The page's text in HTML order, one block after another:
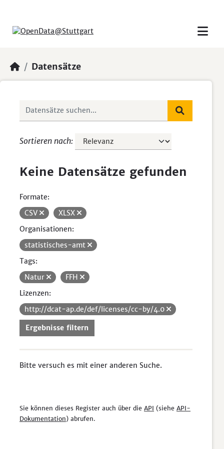
Datensätze
Sortieren nach
Keine Datensätze gefunden
Formate:
CSV
XLSX
Organisationen:
statistisches-amt
Tags:
Natur
FFH
Lizenzen:
http://dcat-ap.de/def/licenses/cc-by/4.0
Ergebnisse filtern
Bitte versuch es mit einer anderen Suche.
Sie können dieses Register auch über die API (siehe API-
Dokumentation) abrufen.